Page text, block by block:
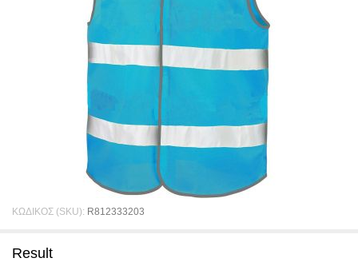
ΚΩΔΙΚΟΣ (SKU): R812333203
Result